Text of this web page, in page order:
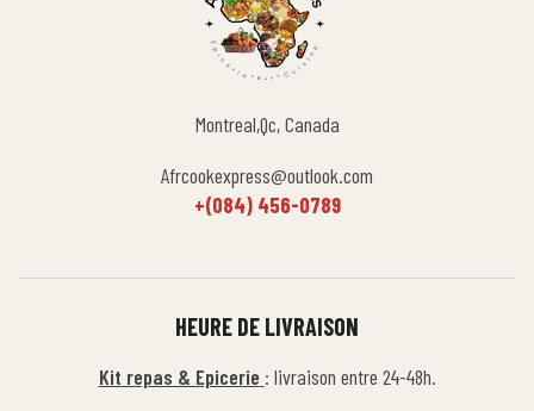
Montreal,Qc, Canada
Afrcookexpress@outlook.com
+(084) 456-0789
HEURE DE LIVRAISON
Kit repas & Epicerie : livraison entre 24-48h.